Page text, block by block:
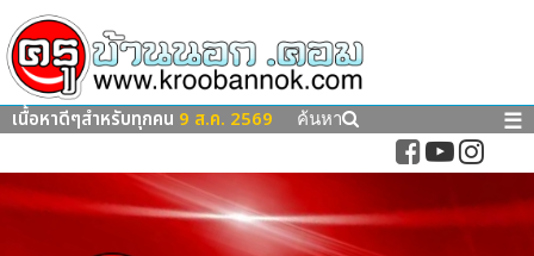
เนื้อหาดีๆสำหรับทุกคน 9 ส.ค. 2569 ค้นหา ☰